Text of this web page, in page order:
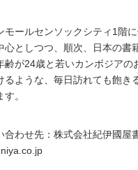
ールセンソックシティ1階
心としつつ、順次、日本の書
齢が24歳と若いカンボジアの
るような、毎日訪れても飽き
。
合わせ先：株式会社紀伊國屋